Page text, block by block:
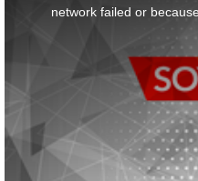
network failed or